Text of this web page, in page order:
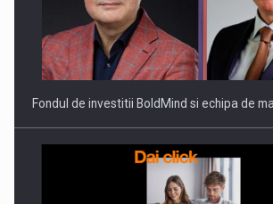
Fondul de investitii BoldMind si echipa de